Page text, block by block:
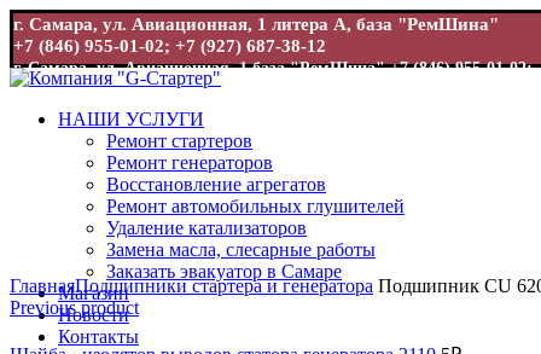
г. Самара, ул. Авиационная, 1 литера А, база "РемШина"
+7 (846) 955-01-02; +7 (927) 687-38-12
г. Самара, ул. Авиационная, 1 база "РемШина" +7 (846) 955-01-02;
НАШИ УСЛУГИ
Ремонт стартеров
Ремонт генераторов
Восстановление агрегатов
Ремонт автомобильных глушителей
Удаление катализаторов
Замена масла, слесарные работы
Заказать эвакуатор в Самаре
Магазин
Новости
Контакты
Увеличить
ГлавнаяПодшипники стартера и генератора Подшипник CU
Previous product